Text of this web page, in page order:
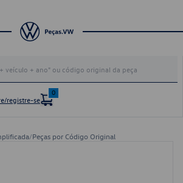
registre-se
0
/Peças por Código Original